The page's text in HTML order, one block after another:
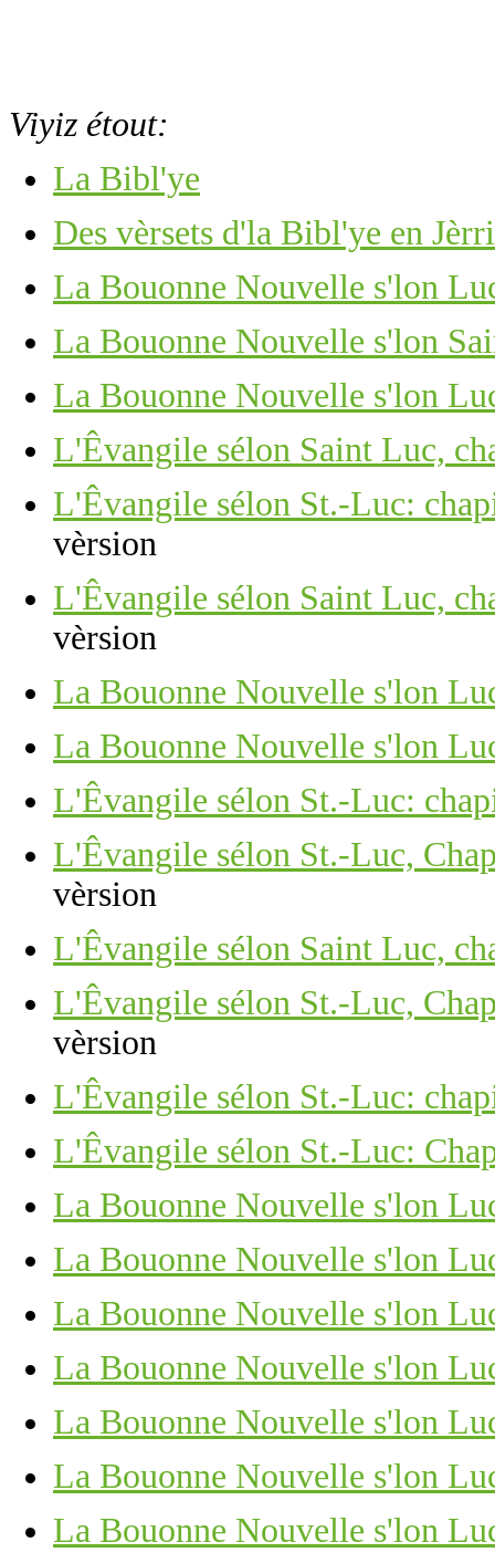
Viyiz étout:
La Bibl'ye
Des vèrsets d'la Bibl'ye en
La Bouonne Nouvelle s'lon
La Bouonne Nouvelle s'lon
La Bouonne Nouvelle s'lon
L'Êvangile sélon Saint Luc,
L'Êvangile sélon St.-Luc:
vèrsion
L'Êvangile sélon Saint Luc,
vèrsion
La Bouonne Nouvelle s'lon
La Bouonne Nouvelle s'lon
L'Êvangile sélon St.-Luc:
L'Êvangile sélon St.-Luc,
vèrsion
L'Êvangile sélon Saint Luc,
L'Êvangile sélon St.-Luc,
vèrsion
L'Êvangile sélon St.-Luc:
L'Êvangile sélon St.-Luc:
La Bouonne Nouvelle s'lon
La Bouonne Nouvelle s'lon
La Bouonne Nouvelle s'lon
La Bouonne Nouvelle s'lon
La Bouonne Nouvelle s'lon
La Bouonne Nouvelle s'lon
La Bouonne Nouvelle s'lon